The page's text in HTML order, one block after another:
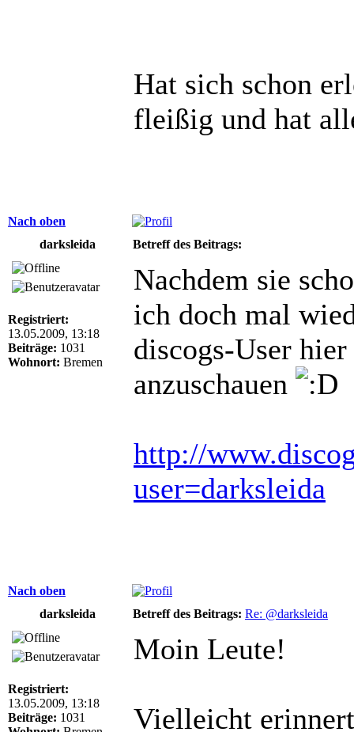
Hat sich schon
fleißig und hat
Nach oben
darksleida
Betreff des Beitrags:
Registriert:
13.05.2009, 13:18
Beiträge: 1031
Wohnort: Bremen
Nachdem sie
ich doch mal
discogs-User
anzuschauen
http://
user=darksleida
Nach oben
darksleida
Betreff des Beitrags: Re: @darksleida
Registriert:
13.05.2009, 13:18
Beiträge: 1031
Moin Leute!
Vielleicht